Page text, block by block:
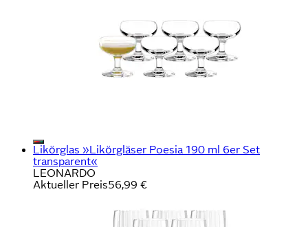
Likörglas »Likörgläser Poesia 190 ml 6er Set
transparent«
LEONARDO
Aktueller Preis56,99 €